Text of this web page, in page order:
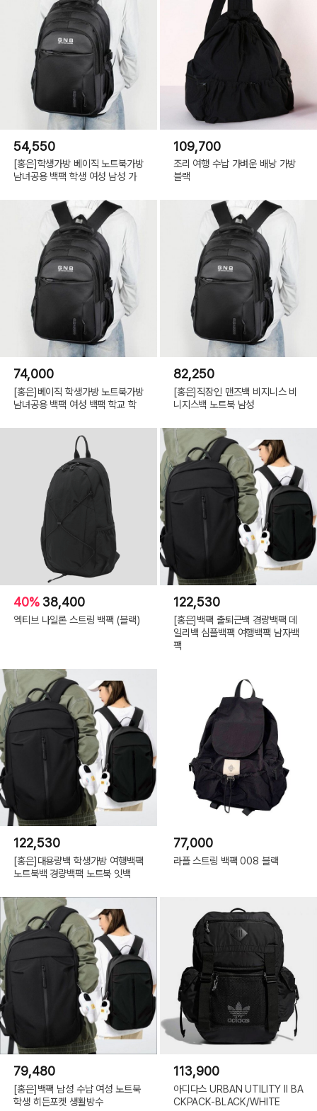
54,550
[홍은]학생가방 베이직 노트북가방
남녀공용 백팩 학생 여성 남성 가
109,700
조리 여행 수납 가벼운 배낭 가방
블랙
74,000
[홍은]베이직 학생가방 노트북가방
남녀공용 백팩 여성 백팩 학교 학
82,250
[홍은]직장인 맨즈백 비지니스 비
니지스백 노트북 남성
40% 38,400
엑티브 나일론 스트링 백팩 (블랙)
122,530
[홍은]백팩 출퇴근백 경량백팩 데
일리백 심플백팩 여행백팩 남자백
팩
122,530
[홍은]대용량백 학생가방 여행백팩
노트북백 경량백팩 노트북 잇백
77,000
라플 스트링 백팩 008 블랙
79,480
[홍은]백팩 남성 수납 여성 노트북
학생 히든포켓 생활방수
113,900
아디다스 URBAN UTILITY II BA
CKPACK-BLACK/WHITE